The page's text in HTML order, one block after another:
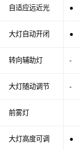
自适应远近光
大灯自动开闭
转向辅助灯
大灯随动调节
前雾灯
大灯高度可调
●
●
-
-
●